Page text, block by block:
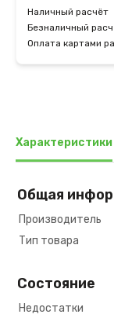
Наличный расчёт
Безналичный
Оплата картами
Характеристики
Общая
Производитель
Тип товара
Состояние
Недостатки